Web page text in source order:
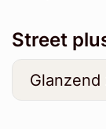
Street